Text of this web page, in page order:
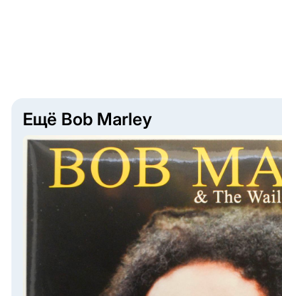
Ещё Bob Marley